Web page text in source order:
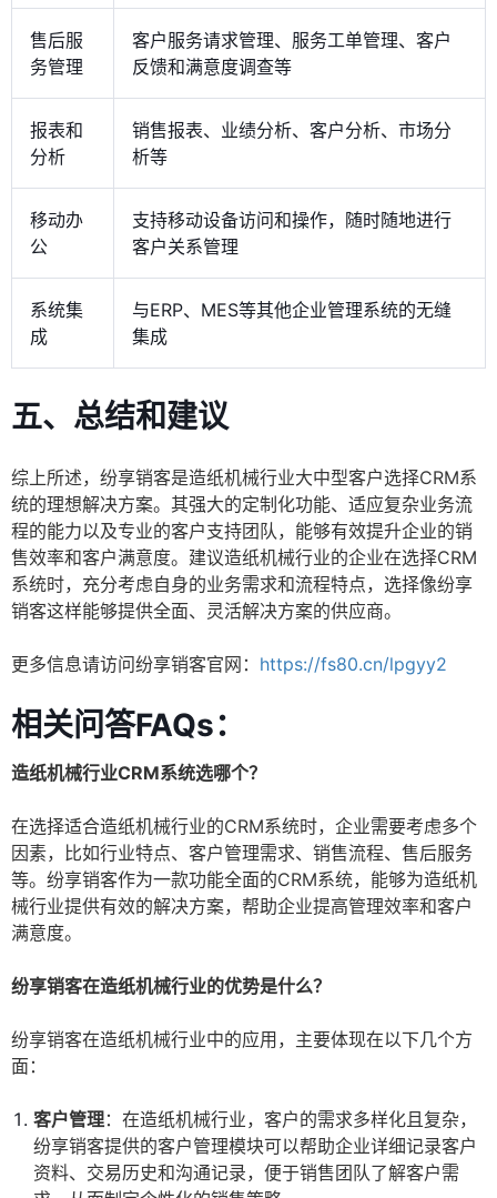
售后服
务管理
客户服务请求管理、服务工单管理、客户
反馈和满意度调查等
报表和
分析
销售报表、业绩分析、客户分析、市场分
析等
移动办
公
支持移动设备访问和操作，随时随地进行
客户关系管理
系统集
成
与ERP、MES等其他企业管理系统的无缝
集成
五、总结和建议
综上所述，纷享销客是造纸机械行业大中型客户选择CRM系
统的理想解决方案。其强大的定制化功能、适应复杂业务流
程的能力以及专业的客户支持团队，能够有效提升企业的销
售效率和客户满意度。建议造纸机械行业的企业在选择CRM
系统时，充分考虑自身的业务需求和流程特点，选择像纷享
销客这样能够提供全面、灵活解决方案的供应商。
更多信息请访问纷享销客官网： https://fs80.cn/lpgyy2
相关问答FAQs：
造纸机械行业CRM系统选哪个？
在选择适合造纸机械行业的CRM系统时，企业需要考虑多个
因素，比如行业特点、客户管理需求、销售流程、售后服务
等。纷享销客作为一款功能全面的CRM系统，能够为造纸机
械行业提供有效的解决方案，帮助企业提高管理效率和客户
满意度。
纷享销客在造纸机械行业的优势是什么？
纷享销客在造纸机械行业中的应用，主要体现在以下几个方
面：
客户管理：在造纸机械行业，客户的需求多样化且复杂，
纷享销客提供的客户管理模块可以帮助企业详细记录客户
资料、交易历史和沟通记录，便于销售团队了解客户需